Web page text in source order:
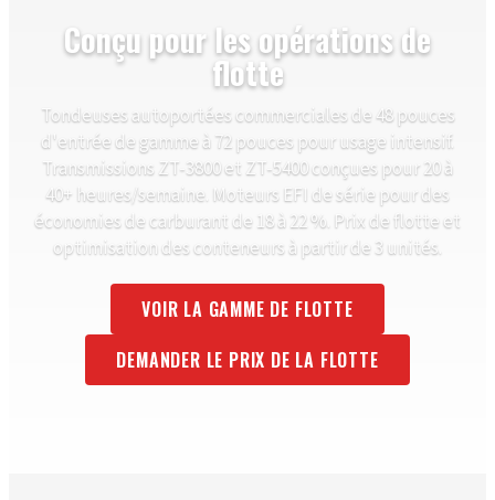
Conçu pour les opérations de
flotte
Tondeuses autoportées commerciales de 48 pouces
d'entrée de gamme à 72 pouces pour usage intensif.
Transmissions ZT-3800 et ZT-5400 conçues pour 20 à
40+ heures/semaine. Moteurs EFI de série pour des
économies de carburant de 18 à 22 %. Prix de flotte et
optimisation des conteneurs à partir de 3 unités.
VOIR LA GAMME DE FLOTTE
DEMANDER LE PRIX DE LA FLOTTE